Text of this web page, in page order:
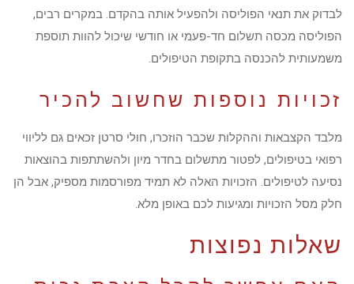
לבדוק את תנאי הפוליסה ולהפעיל אותה בהקדם. במקרים רבים,
הפוליסה מכסה תשלום חד-פעמי או חודשי שיכול להוות תוספת
משמעותית להכנסה בתקופת הטיפולים.
זכויות נוספות שחשוב להכיר
מלבד הקצבאות וההקלות שכבר הוזכרו, חולי סרטן זכאים גם לליווי
רפואי בטיפולים, לפטור מתשלום בחדר מיון ולהשתתפות בהוצאות
נסיעה לטיפולים. הזכויות האלה לא תמיד מפורסמות מספיק, אבל הן
חלק מסל הזכויות ומגיעות לכם באופן מלא.
שאלות נפוצות